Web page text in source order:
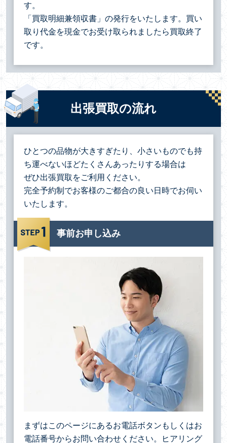
す。
「買取明細兼領収書」の発行をいたします。買い
取り代金を現金でお受け取られましたら買取終了
です。
出張買取の流れ
ひとつの品物が大きすぎたり、小さいものでも持
ち運べないほどたくさんあったりする場合は
ぜひ出張買取をご利用ください。
完全予約制でお客様のご都合の良い日時でお伺い
いたします。
事前お申し込み
まずはこのページにあるお電話ボタンもしくはお
電話番号からお問い合わせください。ヒアリング